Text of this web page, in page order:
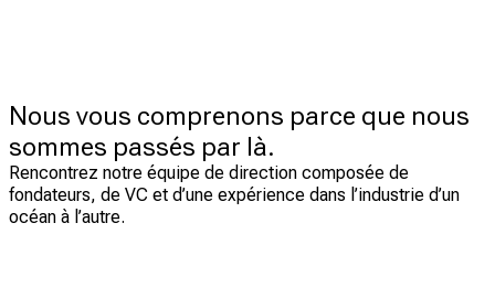
Nous vous comprenons parce que nous
sommes passés par là.
Rencontrez notre équipe de direction composée de
fondateurs, de VC et d’une expérience dans l’industrie d’un
océan à l’autre.